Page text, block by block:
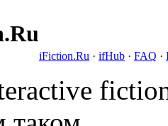
iFiction.Ru · ifHub · FAQ ·